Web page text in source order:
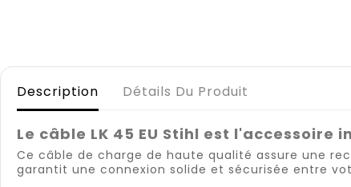
Description Détails Du Produit
Le câble LK 45 EU Stihl est l'accessoire
Ce câble de charge de haute qualité assure une
garantit une connexion solide et sécurisée entre